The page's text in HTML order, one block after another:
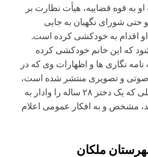
به قوه قضاییه، هیأت نظارت بر
و حتی شورای نگهبان به جایی
اقدام به خودکشی کرده است.
که این خانم خودکشی کرده
نامه نگاری ها و اظهارات وی که در
صوتی و تصویری منتشر شده است،
باید انگیزه و دلایلی که یک دختر ۲۸ ساله را وادار به
مشخص و به افکار عمومی اعلام
ملکان